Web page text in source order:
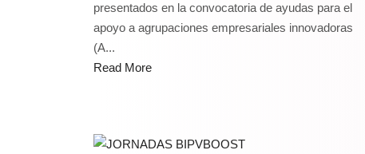
presentados en la convocatoria de ayudas para el
apoyo a agrupaciones empresariales innovadoras
(A...
Read More